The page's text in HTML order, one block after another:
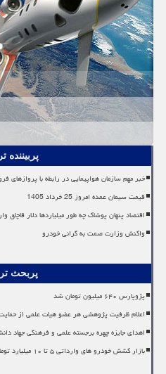
پربیننده
خبر مهم سازمان هواپیمایی در رابطه با پروازهای
قیمت سیمان عمده امروز 25 خرداد 1405
اقتصاد پنهان پوشاک چه طور میلیاردها دلار قاچاق
واکنش وزارت صمت به گرانی خودرو
پربحث
پژوپارس ۶۴۰ میلیون تومان شد
اعلام ظرفیت پژوهشی هر عضو هیات علمی از حمایت
اهدای جایزه چهره برجسته علمی و فرهنگی جهاد
بازار کشش خودرو های وارداتی ۵ تا ۱۰ میلیارد تومانی را ندارد